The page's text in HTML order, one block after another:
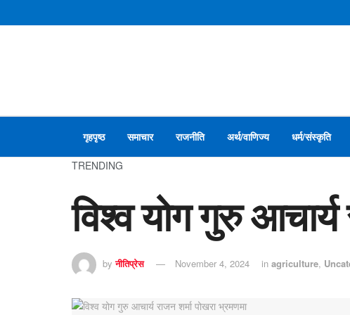
गृहपृष्ठ समाचार राजनीति अर्थ/वाणिज्य धर्म/संस्कृति
TRENDING
विश्व योग गुरु आचार्य
by नीतिप्रेस November 4, 2024 in agriculture,